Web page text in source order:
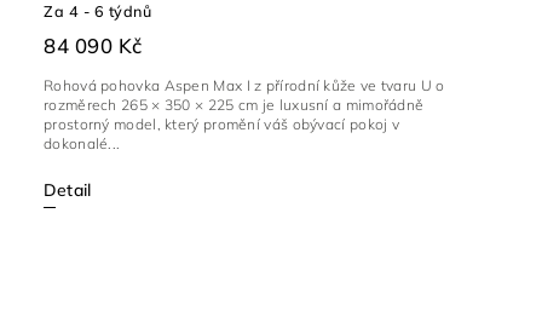
Za 4 - 6 týdnů
84 090 Kč
Detail
Rohová pohovka Aspen Max I z přírodní kůže ve tvaru U o
rozměrech 265 × 350 × 225 cm je luxusní a mimořádně
prostorný model, který promění váš obývací pokoj v
dokonalé...